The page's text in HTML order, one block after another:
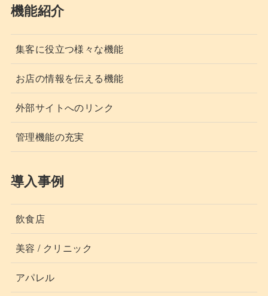
機能紹介
集客に役立つ様々な機能
お店の情報を伝える機能
外部サイトへのリンク
管理機能の充実
導入事例
飲食店
美容 / クリニック
アパレル